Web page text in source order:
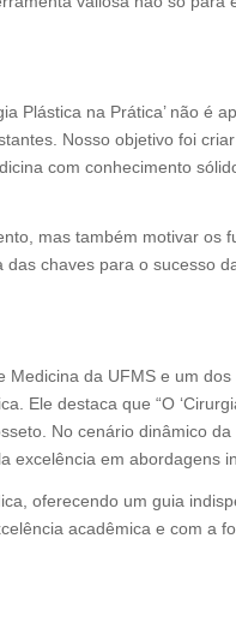
Plástica na Prática’ não é
Nosso objetivo foi
com conhecimento
mas também motivar os
chaves para o sucesso
Medicina da UFMS e um dos
Ele destaca que “O
No cenário dinâmico da
excelência em abordagens
oferecendo um guia
acadêmica e com a